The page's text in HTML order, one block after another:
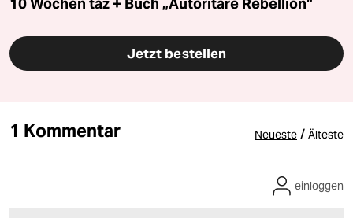
Jetzt bestellen
1 Kommentar Neueste / Älteste
einloggen